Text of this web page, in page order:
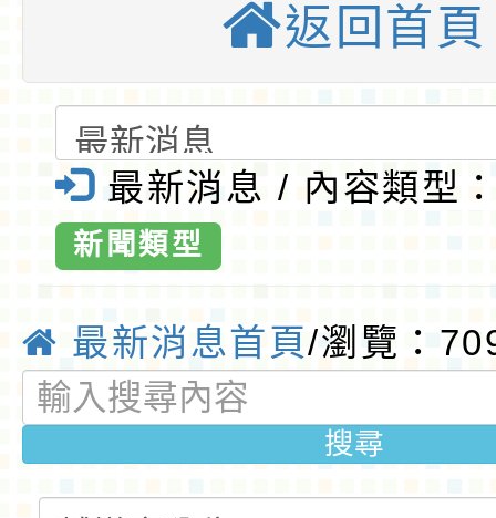
及活動辦法-桃
小全球資訊網-
國小
返回首頁
最新消息 / 內容類型
新聞類型
最新消息首頁/瀏覽：
搜尋